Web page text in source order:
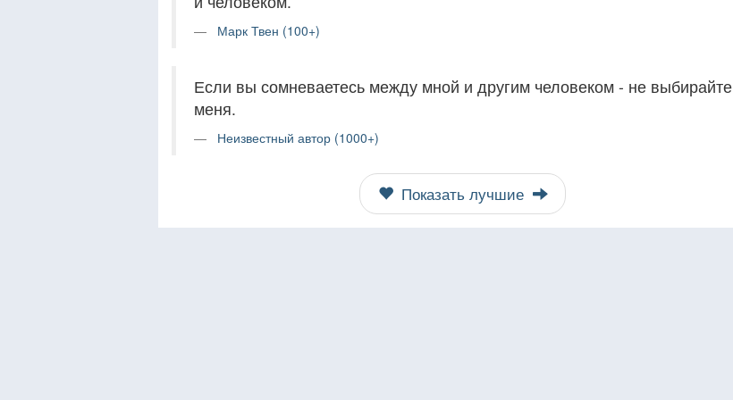
Марк Твен (100+)
Если вы сомневаетесь между мной и другим человеком - не выбирайте
меня.
Неизвестный автор (1000+)
Показать лучшие